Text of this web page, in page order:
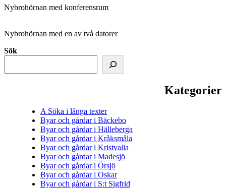
Nybrohörnan med konferensrum
Nybrohörnan med en av två datorer
Sök
Kategorier
A Söka i långa texter
Byar och gårdar i Bäckebo
Byar och gårdar i Hälleberga
Byar och gårdar i Kråksmåla
Byar och gårdar i Kristvalla
Byar och gårdar i Madesjö
Byar och gårdar i Örsjö
Byar och gårdar i Oskar
Byar och gårdar i S:t Sigfrid